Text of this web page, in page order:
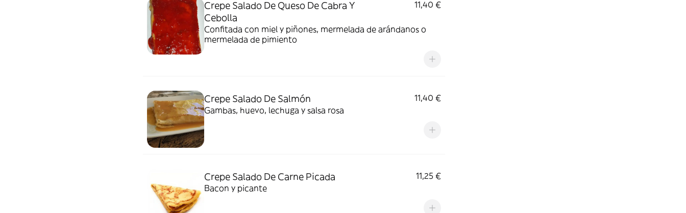
Crepe Salado De Queso De Cabra Y
Cebolla
11,40 €
Confitada con miel y piñones, mermelada de arándanos o
mermelada de pimiento
Crepe Salado De Salmón
11,40 €
Gambas, huevo, lechuga y salsa rosa
Crepe Salado De Carne Picada
11,25 €
Bacon y picante